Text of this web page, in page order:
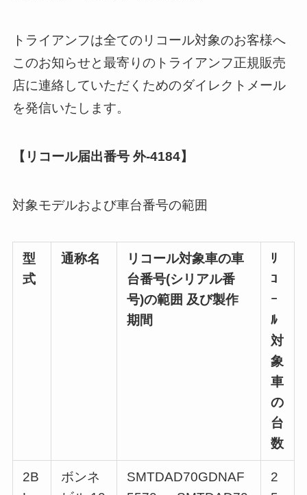
トライアンフは全てのリコール対象のお客様へ
このお知らせと最寄りのトライアンフ正規販売
店に連絡していただくためのダイレクトメール
を発信いたします。
【リコール届出番号 外-4184】
対象モデルおよび車台番号の範囲
型
式
通称名
リコール対象車の車
台番号(シリアル番
号)の範囲 及び製作
期間
ﾘ
ｺ
ｰ
ﾙ
対
象
車
の
台
数
2B
ボンネ
SMTDAD70GDNAF
2